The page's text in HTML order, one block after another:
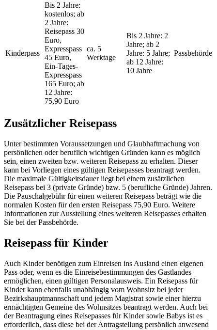
Kinderpass
Bis 2 Jahre:
kostenlos; ab
2 Jahre:
Reisepass 30
Euro,
Expresspass
45 Euro,
Ein-Tages-
Expresspass
165 Euro; ab
12 Jahre:
75,90 Euro
ca. 5
Werktage
Bis 2 Jahre: 2
Jahre; ab 2
Jahre: 5 Jahre;
ab 12 Jahre:
10 Jahre
Passbehörde
Zusätzlicher Reisepass
Unter bestimmten Voraussetzungen und Glaubhaftmachung von
persönlichen oder beruflich wichtigen Gründen kann es möglich
sein, einen zweiten bzw. weiteren Reisepass zu erhalten. Dieser
kann bei Vorliegen eines gültigen Reisepasses beantragt werden.
Die maximale Gültigkeitsdauer liegt bei einem zusätzlichen
Reisepass bei 3 (private Gründe) bzw. 5 (berufliche Gründe) Jahren.
Die Pauschalgebühr für einen weiteren Reisepass beträgt wie die
normalen Kosten für den ersten Reisepass 75,90 Euro. Weitere
Informationen zur Ausstellung eines weiteren Reisepasses erhalten
Sie bei der Passbehörde.
Reisepass für Kinder
Auch Kinder benötigen zum Einreisen ins Ausland einen eigenen
Pass oder, wenn es die Einreisebestimmungen des Gastlandes
ermöglichen, einen gültigen Personalausweis. Ein Reisepass für
Kinder kann ebenfalls unabhängig vom Wohnsitz bei jeder
Bezirkshauptmannschaft und jedem Magistrat sowie einer hierzu
ermächtigten Gemeine des Wohnsitzes beantragt werden. Auch bei
der Beantragung eines Reisepasses für Kinder sowie Babys ist es
erforderlich, dass diese bei der Antragstellung persönlich anwesend